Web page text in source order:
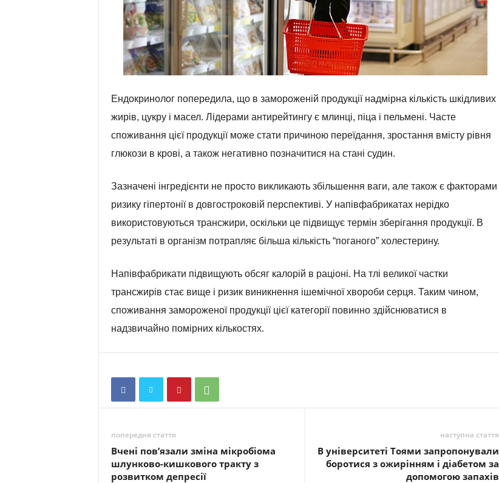
Ендокринолог попередила, що в замороженій продукції надмірна кількість шкідливих
жирів, цукру і масел. Лідерами антирейтингу є млинці, піца і пельмені. Часте
споживання цієї продукції може стати причиною переїдання, зростання вмісту рівня
глюкози в крові, а також негативно позначитися на стані судин.
Зазначені інгредієнти не просто викликають збільшення ваги, але також є факторами
ризику гіпертонії в довгостроковій перспективі. У напівфабрикатах нерідко
використовуються трансжири, оскільки це підвищує термін зберігання продукції. В
результаті в організм потрапляє більша кількість “поганого” холестерину.
Напівфабрикати підвищують обсяг калорій в раціоні. На тлі великої частки
трансжирів стає вище і ризик виникнення ішемічної хвороби серця. Таким чином,
споживання замороженої продукції цієї категорії повинно здійснюватися в
надзвичайно помірних кількостях.
попередня стаття
Вчені пов’язали зміна мікробіома
шлунково-кишкового тракту з
розвитком депресії
наступна стаття
В університеті Тоями запропонували
боротися з ожирінням і діабетом за
допомогою запахів